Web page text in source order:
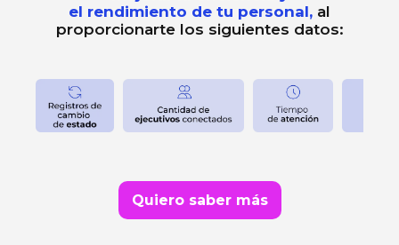
el rendimiento de tu personal, al
proporcionarte los siguientes datos:
Quiero saber más